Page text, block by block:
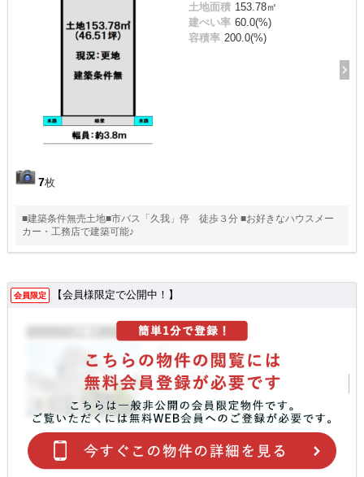
7枚
土地面積 153.78㎡
建ぺい率 60.0(%)
容積率 200.0(%)
■建築条件無売土地■市バス「久我」停 徒歩３分 ■お好きなハウスメー
カー・工務店で建築可能♪
会員限定 【会員様限定で公開中！】